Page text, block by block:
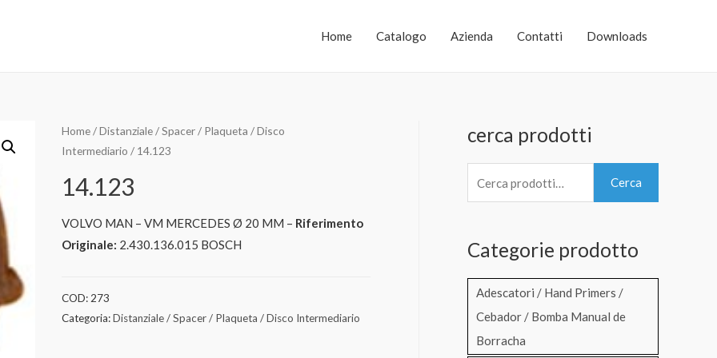
Home Catalogo Azienda Contatti Downloads
Home/Distanziale / Spacer / Plaqueta / Disco
Intermediario / 14.123
14.123
VOLVO MAN – VM MERCEDES Ø 20 MM – Riferimento
Originale: 2.430.136.015 BOSCH
COD: 273
Categoria:Distanziale / Spacer / Plaqueta / Disco Intermediario
cerca prodotti
e
c
Cerca
Categorie prodotto
Adescatori / Hand Primers /
Cebador / Bomba Manual de
Borracha